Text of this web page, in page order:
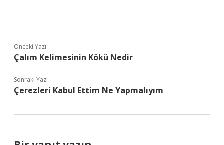
Önceki Yazı
Çalım Kelimesinin Kökü Nedir
Sonraki Yazı
Çerezleri Kabul Ettim Ne Yapmalıyım